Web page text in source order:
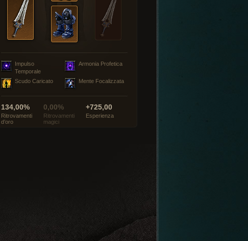
Impulso
Temporale
Armonia Profetica
Scudo Caricato Mente Focalizzata
134,00%
Ritrovamenti
d’oro
0,00%
Ritrovamenti
magici
+725,00
Esperienza